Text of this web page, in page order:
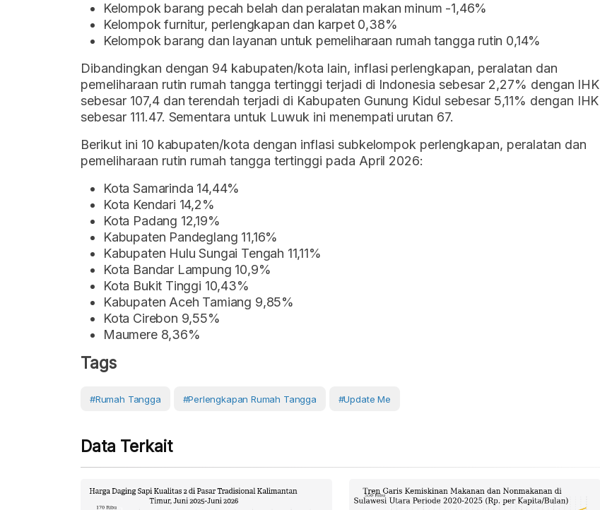
Kelompok barang pecah belah dan peralatan makan minum -1,46%
Kelompok furnitur, perlengkapan dan karpet 0,38%
Kelompok barang dan layanan untuk pemeliharaan rumah tangga rutin 0,14%
Dibandingkan dengan 94 kabupaten/kota lain, inflasi perlengkapan, peralatan dan
pemeliharaan rutin rumah tangga tertinggi terjadi di Indonesia sebesar 2,27% dengan IHK
sebesar 107,4 dan terendah terjadi di Kabupaten Gunung Kidul sebesar 5,11% dengan IHK
sebesar 111.47. Sementara untuk Luwuk ini menempati urutan 67.
Berikut ini 10 kabupaten/kota dengan inflasi subkelompok perlengkapan, peralatan dan
pemeliharaan rutin rumah tangga tertinggi pada April 2026:
Kota Samarinda 14,44%
Kota Kendari 14,2%
Kota Padang 12,19%
Kabupaten Pandeglang 11,16%
Kabupaten Hulu Sungai Tengah 11,11%
Kota Bandar Lampung 10,9%
Kota Bukit Tinggi 10,43%
Kabupaten Aceh Tamiang 9,85%
Kota Cirebon 9,55%
Maumere 8,36%
Tags
#Rumah Tangga #perlengkapan Rumah Tangga #Update Me
Data Terkait